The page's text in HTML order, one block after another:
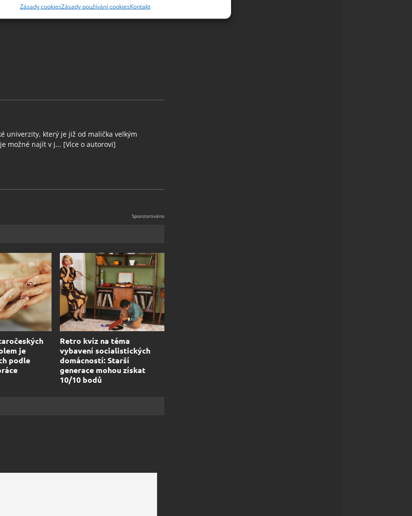
vyžádaných informací.
předcházení a zjišťování podvodů a
Zásady cookiesZásady používání cookiesKontakt
univerzity, který je již od malička velkým
možné najít v j... [Více o autorovi]
je
podle
Retro kvíz na téma
vybavení socialistických
domácností: Starší
generace mohou získat
10/10 bodů